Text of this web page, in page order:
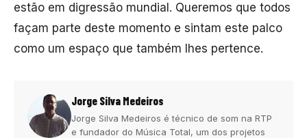
estão em digressão mundial. Queremos que todos
façam parte deste momento e sintam este palco
como um espaço que também lhes pertence.
Jorge Silva Medeiros
Jorge Silva Medeiros é técnico de som na RTP
e fundador do Música Total, um dos projetos